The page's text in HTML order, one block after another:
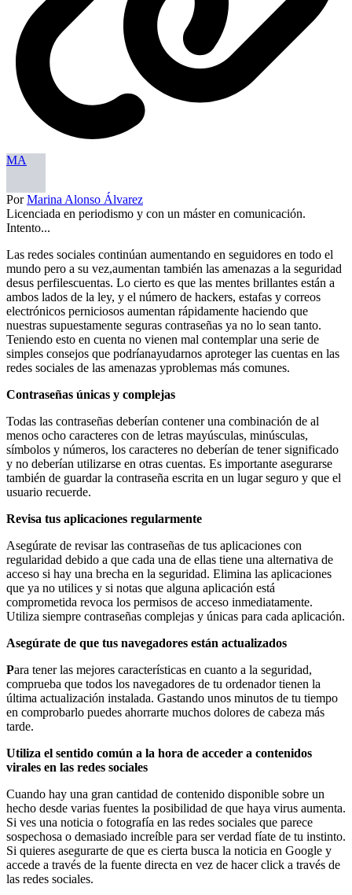
MA
PorMarina Alonso Álvarez
Licenciada en periodismo y con un máster en comunicación.
Intento...
Las redes sociales continúan aumentando en seguidores en todo el
mundo pero a su vez,aumentan también las amenazas a la seguridad
desus perfilescuentas. Lo cierto es que las mentes brillantes están a
ambos lados de la ley, y el número de hackers, estafas y correos
electrónicos perniciosos aumentan rápidamente haciendo que
nuestras supuestamente seguras contraseñas ya no lo sean tanto.
Teniendo esto en cuenta no vienen mal contemplar una serie de
simples consejos que podríanayudarnos aproteger las cuentas en las
redes sociales de las amenazas yproblemas más comunes.
Contraseñas únicas y complejas
Todas las contraseñas deberían contener una combinación de al
menos ocho caracteres con de letras mayúsculas, minúsculas,
símbolos y números, los caracteres no deberían de tener significado
y no deberían utilizarse en otras cuentas. Es importante asegurarse
también de guardar la contraseña escrita en un lugar seguro y que el
usuario recuerde.
Revisa tus aplicaciones regularmente
Asegúrate de revisar las contraseñas de tus aplicaciones con
regularidad debido a que cada una de ellas tiene una alternativa de
acceso si hay una brecha en la seguridad. Elimina las aplicaciones
que ya no utilices y si notas que alguna aplicación está
comprometida revoca los permisos de acceso inmediatamente.
Utiliza siempre contraseñas complejas y únicas para cada aplicación.
Asegúrate de que tus navegadores están actualizados
Para tener las mejores características en cuanto a la seguridad,
comprueba que todos los navegadores de tu ordenador tienen la
última actualización instalada. Gastando unos minutos de tu tiempo
en comprobarlo puedes ahorrarte muchos dolores de cabeza más
tarde.
Utiliza el sentido común a la hora de acceder a contenidos
virales en las redes sociales
Cuando hay una gran cantidad de contenido disponible sobre un
hecho desde varias fuentes la posibilidad de que haya virus aumenta.
Si ves una noticia o fotografía en las redes sociales que parece
sospechosa o demasiado increíble para ser verdad fíate de tu instinto.
Si quieres asegurarte de que es cierta busca la noticia en Google y
accede a través de la fuente directa en vez de hacer click a través de
las redes sociales.